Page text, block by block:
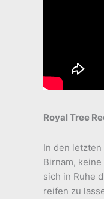
Royal Tree
In den
Birnam,
sich in Ruhe
reifen zu